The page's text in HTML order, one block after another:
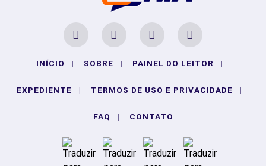
INÍCIO | SOBRE | PAINEL DO LEITOR |
EXPEDIENTE | TERMOS DE USO E PRIVACIDADE |
FAQ | CONTATO